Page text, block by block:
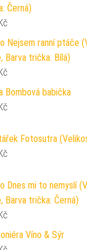
Černá)
Kč
Nejsem ranní ptáče
Barva trička: Bílá)
Kč
Bombová babička
Kč
Fotosutra
Kč
Dnes mi to nemyslí
Barva trička: Černá)
Kč
Víno & Sýr